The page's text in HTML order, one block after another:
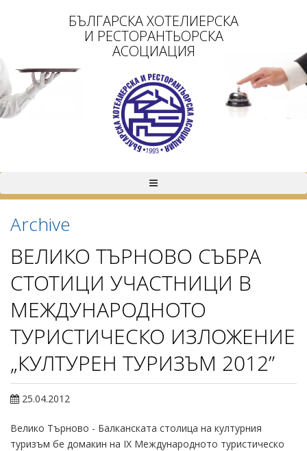
БЪЛГАРСКА ХОТЕЛИЕРСКА
И РЕСТОРАНТЬОРСКА
АСОЦИАЦИЯ
Archive
ВЕЛИКО ТЪРНОВО СЪБРА
СТОТИЦИ УЧАСТНИЦИ В
МЕЖДУНАРОДНОТО
ТУРИСТИЧЕСКО ИЗЛОЖЕНИЕ
„КУЛТУРЕН ТУРИЗЪМ 2012”
25.04.2012
Велико Търново - Балканската столица на културния
туризъм бе домакин на ІХ Международното туристическо